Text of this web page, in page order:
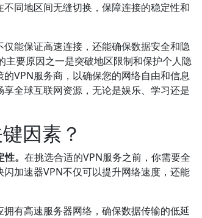
同地区间无缝切换，保障连接的稳定性和
能保证高速连接，还能确保数据安全和隐
要原因之一是突破地区限制和保护个人隐
VPN服务商，以确保您的网络自由和信息
全球互联网资源，无论是娱乐、学习还是
因素？
。 在挑选合适的VPN服务之前，你需要全
加速器VPN不仅可以提升网络速度，还能
有高速服务器网络，确保数据传输的低延